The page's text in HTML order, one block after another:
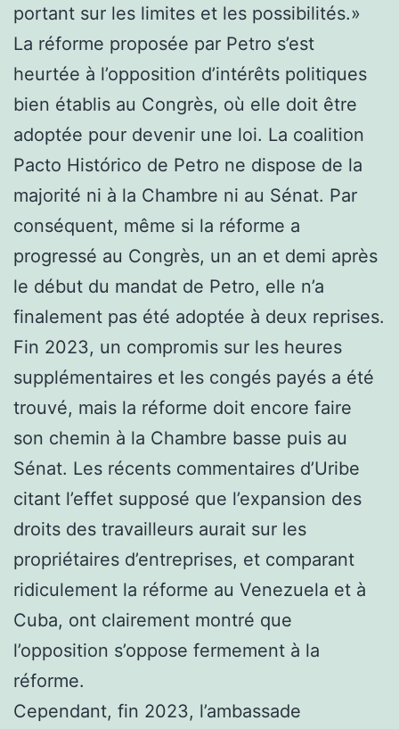
portant sur les limites et les possibilités.»
La réforme proposée par Petro s’est
heurtée à l’opposition d’intérêts politiques
bien établis au Congrès, où elle doit être
adoptée pour devenir une loi. La coalition
Pacto Histórico de Petro ne dispose de la
majorité ni à la Chambre ni au Sénat. Par
conséquent, même si la réforme a
progressé au Congrès, un an et demi après
le début du mandat de Petro, elle n’a
finalement pas été adoptée à deux reprises.
Fin 2023, un compromis sur les heures
supplémentaires et les congés payés a été
trouvé, mais la réforme doit encore faire
son chemin à la Chambre basse puis au
Sénat. Les récents commentaires d’Uribe
citant l’effet supposé que l’expansion des
droits des travailleurs aurait sur les
propriétaires d’entreprises, et comparant
ridiculement la réforme au Venezuela et à
Cuba, ont clairement montré que
l’opposition s’oppose fermement à la
réforme.
Cependant, fin 2023, l’ambassade